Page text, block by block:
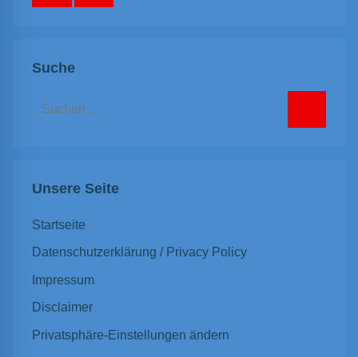
Suche
Suchen
Unsere Seite
Startseite
Datenschutzerklärung / Privacy Policy
Impressum
Disclaimer
Privatsphäre-Einstellungen ändern